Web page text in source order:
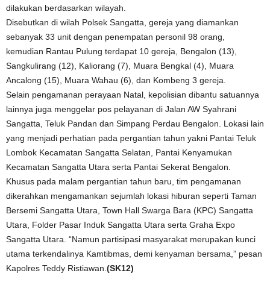
dilakukan berdasarkan wilayah.
Disebutkan di wilah Polsek Sangatta, gereja yang diamankan
sebanyak 33 unit dengan penempatan personil 98 orang,
kemudian Rantau Pulung terdapat 10 gereja, Bengalon (13),
Sangkulirang (12), Kaliorang (7), Muara Bengkal (4), Muara
Ancalong (15), Muara Wahau (6), dan Kombeng 3 gereja.
Selain pengamanan perayaan Natal, kepolisian dibantu satuannya
lainnya juga menggelar pos pelayanan di Jalan AW Syahrani
Sangatta, Teluk Pandan dan Simpang Perdau Bengalon. Lokasi lain
yang menjadi perhatian pada pergantian tahun yakni Pantai Teluk
Lombok Kecamatan Sangatta Selatan, Pantai Kenyamukan
Kecamatan Sangatta Utara serta Pantai Sekerat Bengalon.
Khusus pada malam pergantian tahun baru, tim pengamanan
dikerahkan mengamankan sejumlah lokasi hiburan seperti Taman
Bersemi Sangatta Utara, Town Hall Swarga Bara (KPC) Sangatta
Utara, Folder Pasar Induk Sangatta Utara serta Graha Expo
Sangatta Utara. “Namun partisipasi masyarakat merupakan kunci
utama terkendalinya Kamtibmas, demi kenyaman bersama,” pesan
Kapolres Teddy Ristiawan. (SK12)